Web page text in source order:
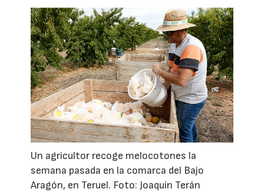
Un agricultor recoge melocotones la
semana pasada en la comarca del Bajo
Aragón, en Teruel. Foto: Joaquín Terán